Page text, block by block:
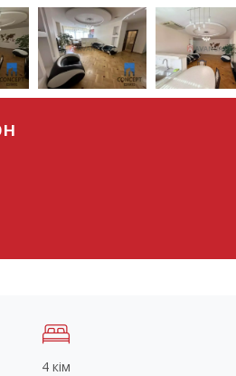
4 кім